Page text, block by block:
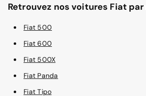
Retrouvez nos voitures Fiat
Fiat 500
Fiat 600
Fiat 500X
Fiat Panda
Fiat Tipo